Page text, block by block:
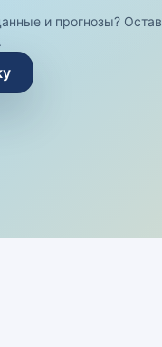
и прогнозы?